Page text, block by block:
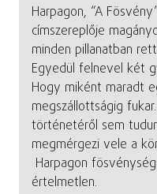
Harpagon, “A
címszereplője
minden pillanatban
Egyedül felnevel két
Hogy miként maradt
megszállottságig
történetéről sem
megmérgezi vele a
Harpagon
értelmetlen.